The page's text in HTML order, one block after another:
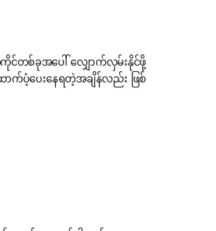
တစ်ခုအပေါ် လျှောက်လှမ်းနိုင်ဖို့
ပံ့ပေးနေရတဲ့အချိန်လည်း ဖြစ်